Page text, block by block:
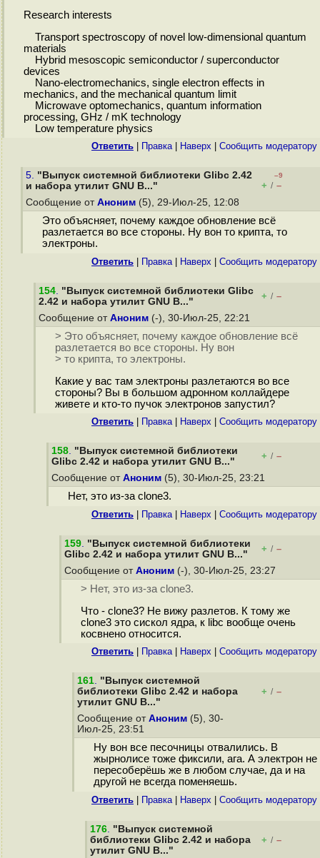
Research interests
Transport spectroscopy of novel low-dimensional quantum
materials
Hybrid mesoscopic semiconductor / superconductor
devices
Nano-electromechanics, single electron effects in
mechanics, and the mechanical quantum limit
Microwave optomechanics, quantum information
processing, GHz / mK technology
Low temperature physics
Ответить Правка| Наверх Cообщить модератору
5. "Выпуск системной библиотеки Glibc 2.42
и набора утилит GNU B..."
–9
+ / –
Сообщение от Аноним (5), 29-Июл-25, 12:08
Это объясняет, почему каждое обновление всё
разлетается во все стороны. Ну вон то крипта, то
электроны.
Ответить Правка| Наверх Cообщить модератору
154. "Выпуск системной библиотеки Glibc
2.42 и набора утилит GNU B..."
+ / –
Сообщение от Аноним (-), 30-Июл-25, 22:21
> Это объясняет, почему каждое обновление всё
разлетается во все стороны. Ну вон
> то крипта, то электроны.
Какие у вас там электроны разлетаются во все
стороны? Вы в большом адронном коллайдере
живете и кто-то пучок электронов запустил?
Ответить Правка| Наверх Cообщить модератору
158. "Выпуск системной библиотеки
Glibc 2.42 и набора утилит GNU B..."
+ / –
Сообщение от Аноним (5), 30-Июл-25, 23:21
Нет, это из-за clone3.
Ответить Правка| Наверх Cообщить модератору
159. "Выпуск системной библиотеки
Glibc 2.42 и набора утилит GNU B..."
+ / –
Сообщение от Аноним (-), 30-Июл-25, 23:27
> Нет, это из-за clone3.
Что - clone3? Не вижу разлетов. К тому же
clone3 это сискол ядра, к libc вообще очень
косвнено относится.
Ответить Правка| Наверх Cообщить модератору
161. "Выпуск системной
библиотеки Glibc 2.42 и набора
утилит GNU B..."
+ / –
Сообщение от Аноним (5), 30-
Июл-25, 23:51
Ну вон все песочницы отвалились. В
жырнолисе тоже фиксили, ага. А электрон не
пересоберёшь же в любом случае, да и на
другой не всегда поменяешь.
Ответить Правка| Наверх Cообщить модератору
176. "Выпуск системной
библиотеки Glibc 2.42 и набора
утилит GNU B..."
+ / –